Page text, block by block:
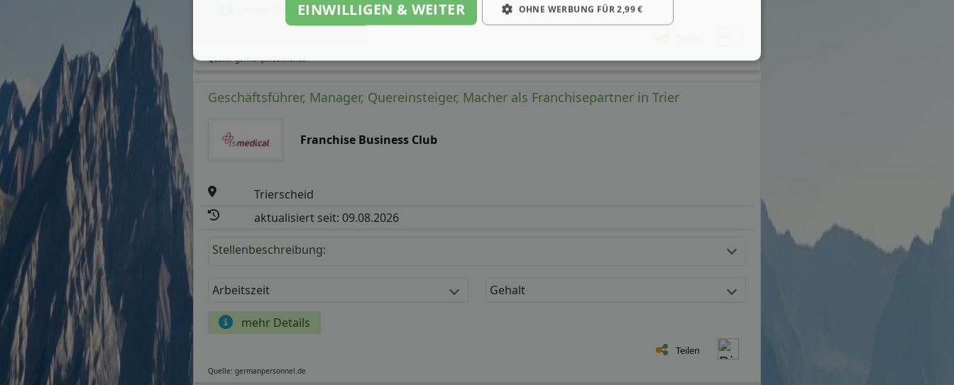
mehr Details
Quelle: germanpersonnel.de
Geschäftsführer, Manager, Quereinsteiger, Macher als Franchisepartner in Trier
Franchise Business Club
Trierscheid
aktualisiert seit: 09.08.2026
Stellenbeschreibung:
Arbeitszeit Gehalt
mehr Details
Teilen
Quelle: germanpersonnel.de
EINWILLIGEN & WEITER OHNE WERBUNG FÜR 2,99 €